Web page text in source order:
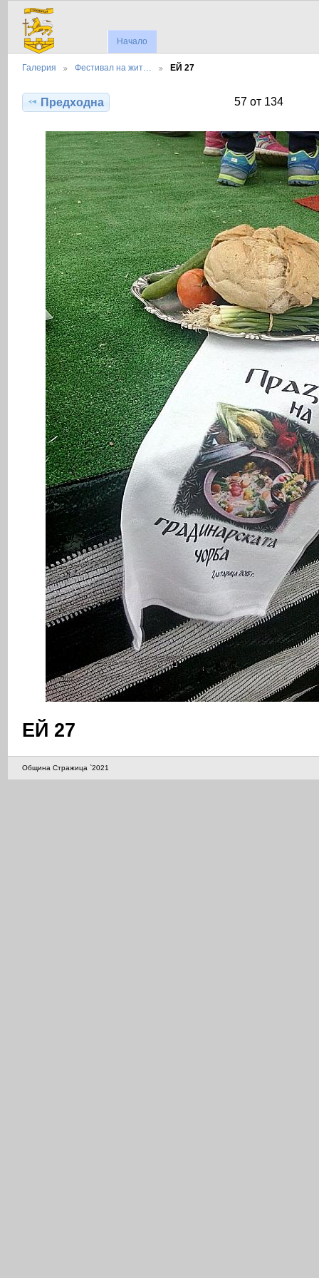
Начало
Галерия Фестивал на жит… ЕЙ 27
Предходна 57 от 134
ЕЙ 27
Община Стражица `2021